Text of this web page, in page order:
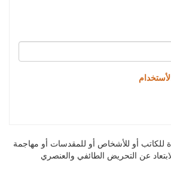
للكاتب أو للأشخاص أو للمقدسات أو مهاجمة
عن التحريض الطائفي والعنصري